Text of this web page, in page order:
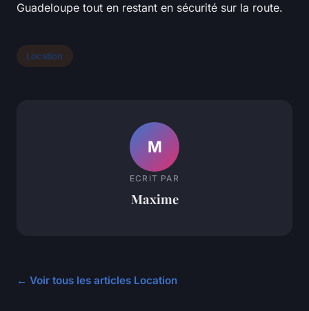
Guadeloupe tout en restant en sécurité sur la route.
Location
M
ECRIT PAR
Maxime
← Voir tous les articles Location